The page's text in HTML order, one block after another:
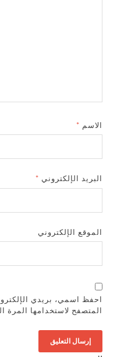
الاسم *
البريد الإلكتروني *
الموقع الإلكتروني
احفظ اسمي، بريدي
المتصفح لاستخدامها المرة